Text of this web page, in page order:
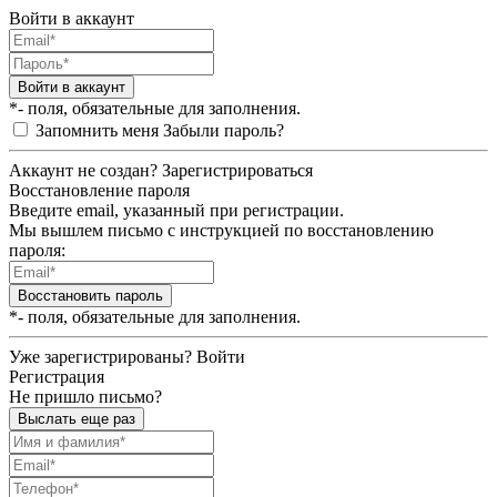
Войти в аккаунт
Войти в аккаунт
*- поля, обязательные для заполнения.
Запомнить меня Забыли пароль?
Аккаунт не создан? Зарегистрироваться
Восстановление пароля
Введите email, указанный при регистрации.
Мы вышлем письмо с инструкцией по восстановлению
пароля:
Восстановить пароль
*- поля, обязательные для заполнения.
Уже зарегистрированы? Войти
Регистрация
Не пришло письмо?
Выслать еще раз